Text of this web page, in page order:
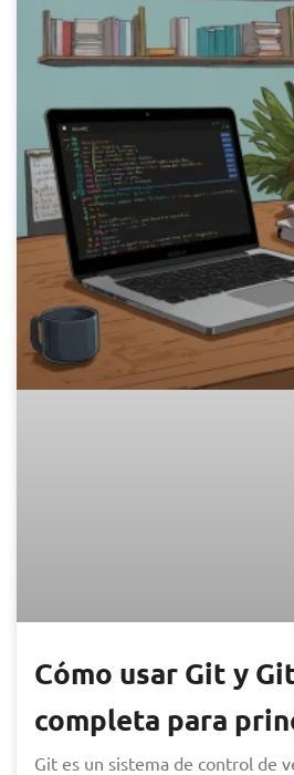
Cómo usar Git y
completa para
Git es un sistema de control de